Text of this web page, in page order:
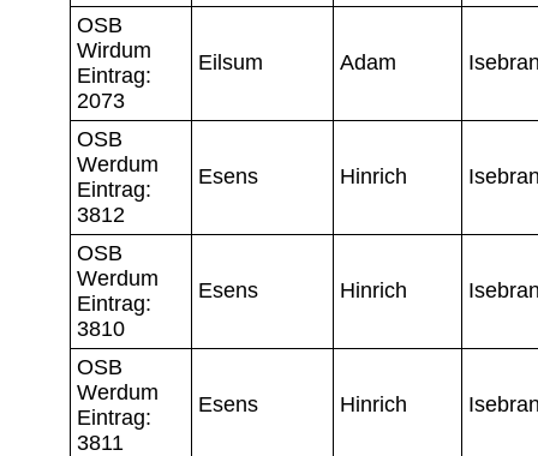
OSB
Wirdum
Eintrag:
2073
Eilsum Adam
OSB
Werdum
Eintrag:
3812
Esens Hinrich
OSB
Werdum
Eintrag:
3810
Esens Hinrich
OSB
Werdum
Eintrag:
3811
Esens Hinrich